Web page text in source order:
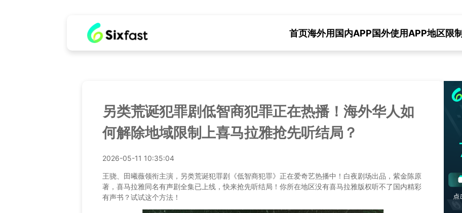
首页海外用国内APP国外使用APP地区限制
另类荒诞犯罪剧低智商犯罪正在热播！海外华人如
何解除地域限制上喜马拉雅抢先听结局？
2026-05-11 10:35:04
王骁、田曦薇领衔主演，另类荒诞犯罪剧《低智商犯罪》正在爱奇艺热播中！白夜剧场出品，紫金陈原
著，喜马拉雅同名有声剧全集已上线，快来抢先听结局！你所在地区没有喜马拉雅版权听不了国内精彩
有声书？试试这个方法！